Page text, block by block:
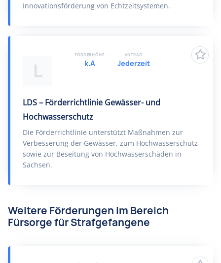
Innovationsförderung von Echtzeitsystemen.
L
LDS – Förderrichtlinie Gewässer- und
Hochwasserschutz
Die Förderrichtlinie unterstützt Maßnahmen zur
Verbesserung der Gewässer, zum Hochwasserschutz
sowie zur Beseitung von Hochwasserschäden in
Sachsen.
FÖRDERHÖHE
k.A
ANTRAG
Jederzeit
Weitere Förderungen im Bereich
Fürsorge für Strafgefangene